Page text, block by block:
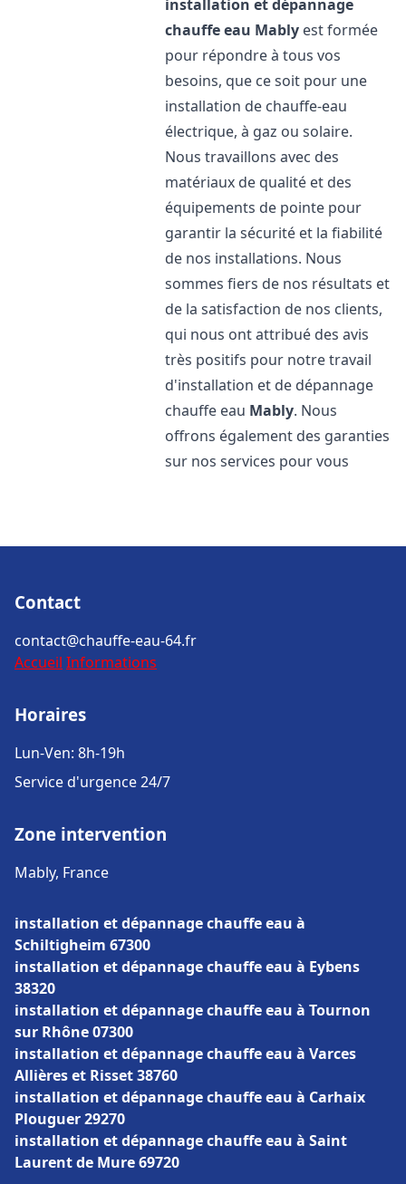
installation et dépannage
chauffe eau Mably est formée
pour répondre à tous vos
besoins, que ce soit pour une
installation de chauffe-eau
électrique, à gaz ou solaire.
Nous travaillons avec des
matériaux de qualité et des
équipements de pointe pour
garantir la sécurité et la fiabilité
de nos installations. Nous
sommes fiers de nos résultats et
de la satisfaction de nos clients,
qui nous ont attribué des avis
très positifs pour notre travail
d'installation et de dépannage
chauffe eau Mably. Nous
offrons également des garanties
sur nos services pour vous
Contact
contact@chauffe-eau-64.fr
Accueil Informations
Horaires
Lun-Ven: 8h-19h
Service d'urgence 24/7
Zone intervention
Mably, France
installation et dépannage chauffe eau à
Schiltigheim 67300
installation et dépannage chauffe eau à Eybens
38320
installation et dépannage chauffe eau à Tournon
sur Rhône 07300
installation et dépannage chauffe eau à Varces
Allières et Risset 38760
installation et dépannage chauffe eau à Carhaix
Plouguer 29270
installation et dépannage chauffe eau à Saint
Laurent de Mure 69720